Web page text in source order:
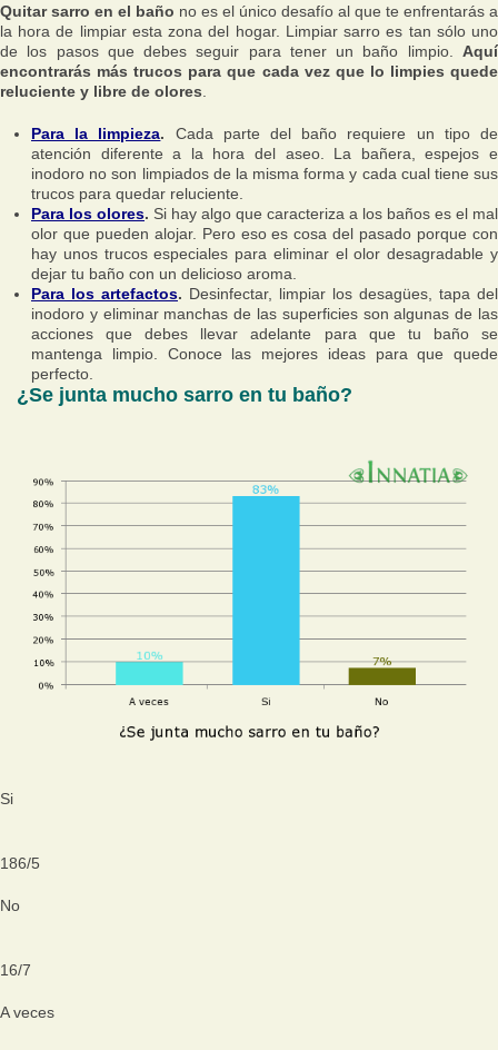
Quitar sarro en el baño no es el único desafío al que te enfrentarás a
la hora de limpiar esta zona del hogar. Limpiar sarro es tan sólo uno
de los pasos que debes seguir para tener un baño limpio. Aquí
encontrarás más trucos para que cada vez que lo limpies quede
reluciente y libre de olores
Para la limpieza. Cada parte del baño requiere un tipo de
atención diferente a la hora del aseo. La bañera, espejos e
inodoro no son limpiados de la misma forma y cada cual tiene sus
trucos para quedar reluciente.
Para los olores. Si hay algo que caracteriza a los baños es el mal
olor que pueden alojar. Pero eso es cosa del pasado porque con
hay unos trucos especiales para eliminar el olor desagradable y
dejar tu baño con un delicioso aroma.
Para los artefactos. Desinfectar, limpiar los desagües, tapa del
inodoro y eliminar manchas de las superficies son algunas de las
acciones que debes llevar adelante para que tu baño se
mantenga limpio. Conoce las mejores ideas para que quede
perfecto.
¿Se junta mucho sarro en tu baño?
Si
186/5
No
16/7
A veces